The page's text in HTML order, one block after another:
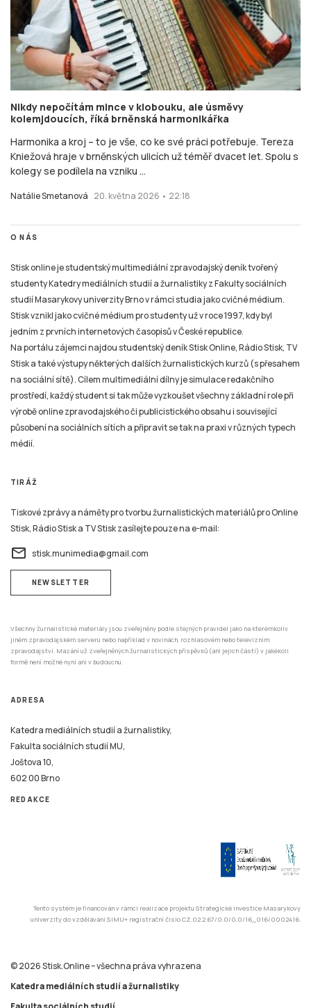
Nikdy nepočítám mince v klobouku, ale úsměvy
kolemjdoucích, říká brněnská harmonikářka
Harmonika a kroj – to je vše, co ke své práci potřebuje. Tereza
Kniežová hraje v brněnských ulicích už téměř dvacet let. Spolu s
kolegy se podílela na vzniku ...
Natálie Smetanová 20. května 2026 • 22:18
O NÁS
Stisk online je studentský multimediální zpravodajský deník tvořený
studenty Katedry mediálních studií a žurnalistiky z Fakulty sociálních
studií Masarykovy univerzity Brno v rámci studia jako cvičné médium.
Stisk vznikl jako cvičné médium pro studenty už v roce 1997, kdy byl
jedním z prvních internetových časopisů v České republice.
Na portálu zájemci najdou studentský deník Stisk Online, Rádio Stisk, TV
Stisk a také výstupy některých dalších žurnalistických kurzů (s přesahem
na sociální sítě). Cílem multimediální dílny je simulace redakčního
prostředí, každý student si tak může vyzkoušet všechny základní role při
výrobě online zpravodajského či publicistického obsahu i související
působení na sociálních sítích a připravit se tak na praxi v různých typech
médií.
TIRÁŽ
Tiskové zprávy a náměty pro tvorbu žurnalistických materiálů pro Online
Stisk, Rádio Stisk a TV Stisk zasílejte pouze na e-mail:
email stisk.munimedia@gmail.com
NEWSLETTER
Všechny žurnalistické materiály jsou zveřejněny podle stejných pravidel jako na kterémkoliv
jiném zpravodajském serveru nebo například v novinách, rozhlasovém nebo televizním
zpravodajství. Mazání už zveřejněných žurnalistických příspěvků (ani jejich částí) v jakékoli
formě není možné nyní ani v budoucnu.
ADRESA
Katedra mediálních studií a žurnalistiky,
Fakulta sociálních studií MU,
Joštova 10,
602 00 Brno
REDAKCE
Tento systém je financován v rámci realizace projektu Strategické investice Masarykovy
univerzity do vzdělávání SIMU+ registrační číslo CZ.02.2.67/0.0/0.0/16_016/0002416.
© 2026 Stisk.Online – všechna práva vyhrazena
Katedra mediálních studií a žurnalistiky